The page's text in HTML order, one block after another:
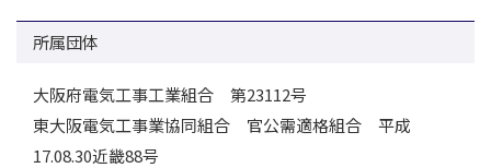
所属団体
大阪府電気工事工業組合 第23112号
東大阪電気工事業協同組合 官公需適格組合 平成
17.08.30近畿88号